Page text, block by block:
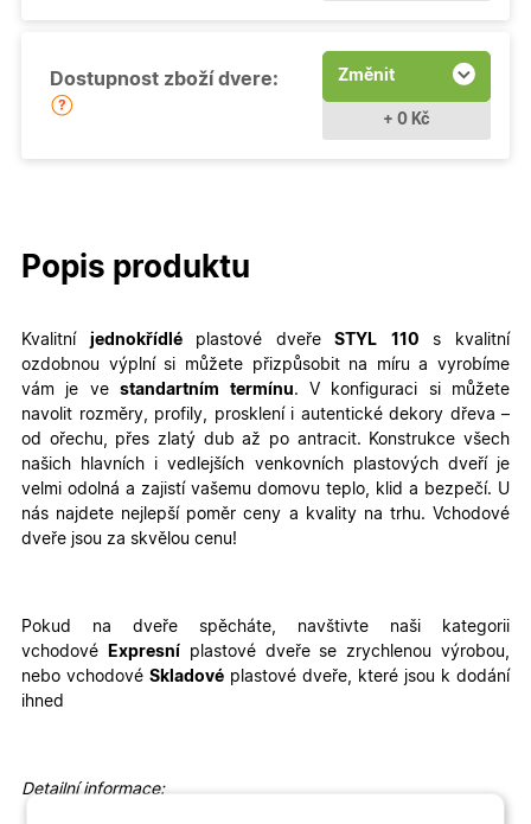
Dostupnost zboží dvere: Změnit
+ 0 Kč
Popis produktu
Kvalitní jednokřídléplastové dveřeSTYL 110 s kvalitní
ozdobnou výplní si můžete přizpůsobit na míru a vyrobíme
vám je vestandartním termínu. V konfiguraci si můžete
navolit rozměry, profily, prosklení i autentické dekory dřeva –
od ořechu, přes zlatý dub až po antracit.
Konstrukce všech
našich hlavních i vedlejších venkovních plastových dveří je
velmi odolná a zajistí vašemu domovu teplo, klid a bezpečí. U
nás najdete nejlepší poměr ceny a kvality na trhu. Vchodové
dveře jsou za skvělou cenu!
Pokud na dveře spěcháte, navštivte naši kategorii
vchodové
Expresní plastové dveře se zrychlenou výrobou,
nebo vchodové Skladové plastové dveře, které jsou k dodání
ihned
Detailní informace: